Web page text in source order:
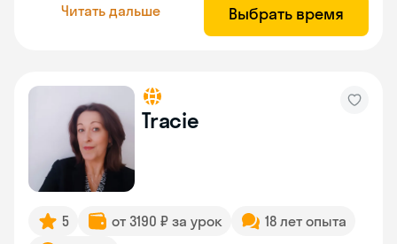
Читать дальше Выбрать время
Tracie
5 от 3190 ₽ за урок
18 лет опыта